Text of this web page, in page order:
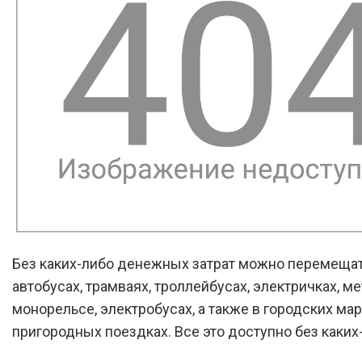
Без каких-либо денежных затрат можно
автобусах, трамваях, троллейбусах, электричках,
монорельсе, электробусах, а также в городских
пригородных поездках. Все это доступно без